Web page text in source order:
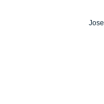
Jose